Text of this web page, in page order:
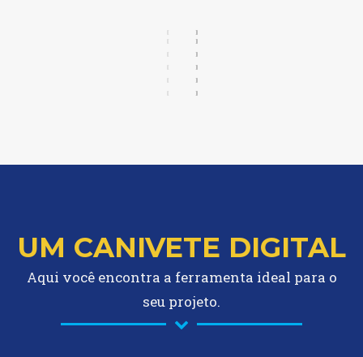
UM CANIVETE DIGITAL
Aqui você encontra a ferramenta ideal para o
seu projeto.